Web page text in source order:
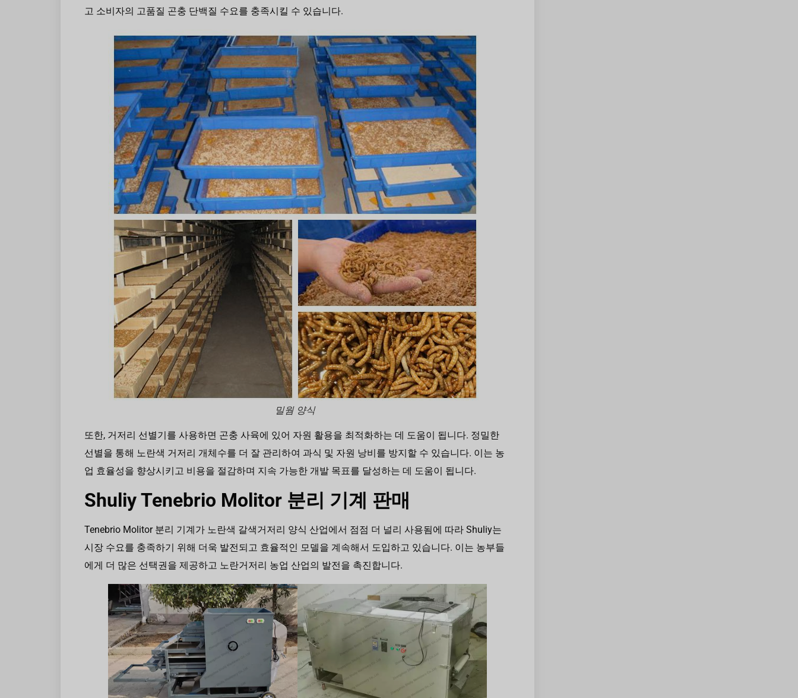
고 소비자의 고품질 곤충 단백질 수요를 충족시킬 수 있습니다.
밀웜 양식
또한, 거저리 선별기를 사용하면 곤충 사육에 있어 자원 활용을 최적화하는 데 도움이 됩니다. 정밀한
선별을 통해 노란색 거저리 개체수를 더 잘 관리하여 과식 및 자원 낭비를 방지할 수 있습니다. 이는 농
업 효율성을 향상시키고 비용을 절감하며 지속 가능한 개발 목표를 달성하는 데 도움이 됩니다.
Shuliy Tenebrio Molitor 분리 기계 판매
Tenebrio Molitor 분리 기계가 노란색 갈색거저리 양식 산업에서 점점 더 널리 사용됨에 따라 Shuliy는
시장 수요를 충족하기 위해 더욱 발전되고 효율적인 모델을 계속해서 도입하고 있습니다. 이는 농부들
에게 더 많은 선택권을 제공하고 노란거저리 농업 산업의 발전을 촉진합니다.